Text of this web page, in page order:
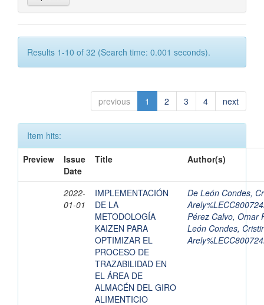
Results 1-10 of 32 (Search time: 0.001 seconds).
previous 1 2 3 4 next
Item hits:
Preview
Issue
Date
Title Author(s)
2022-
01-01
IMPLEMENTACIÓN
DE LA
METODOLOGÍA
KAIZEN PARA
OPTIMIZAR EL
PROCESO DE
TRAZABILIDAD EN
EL ÁREA DE
ALMACÉN DEL GIRO
ALIMENTICIO
De León Condes,
Pérez Calvo, Omar
León Condes,